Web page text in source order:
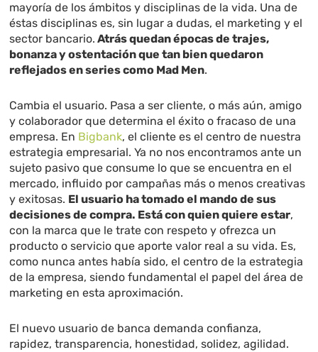
mayoría de los ámbitos y disciplinas de la vida. Una de
éstas disciplinas es, sin lugar a dudas, el marketing y el
sector bancario. Atrás quedan épocas de trajes,
bonanza y ostentación que tan bien quedaron
reflejados en series como Mad Men.
Cambia el usuario. Pasa a ser cliente, o más aún, amigo
y colaborador que determina el éxito o fracaso de una
empresa. En Bigbank, el cliente es el centro de nuestra
estrategia empresarial. Ya no nos encontramos ante un
sujeto pasivo que consume lo que se encuentra en el
mercado, influido por campañas más o menos creativas
y exitosas. El usuario ha tomado el mando de sus
decisiones de compra. Está con quien quiere estar,
con la marca que le trate con respeto y ofrezca un
producto o servicio que aporte valor real a su vida. Es,
como nunca antes había sido, el centro de la estrategia
de la empresa, siendo fundamental el papel del área de
marketing en esta aproximación.
El nuevo usuario de banca demanda confianza,
rapidez, transparencia, honestidad, solidez, agilidad.